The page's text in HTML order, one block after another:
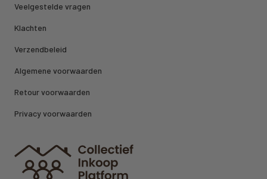
Veelgestelde vragen
Klachten
Verzendbeleid
Algemene voorwaarden
Retour voorwaarden
Privacy voorwaarden